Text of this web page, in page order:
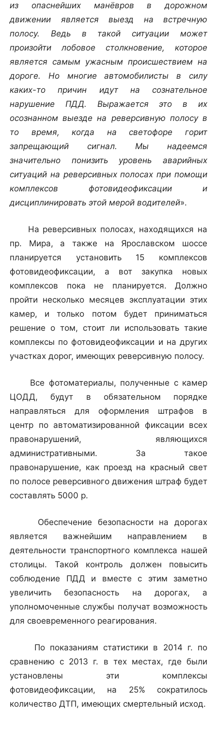
из опаснейших манёвров в дорожном
движении является выезд на встречную
полосу. Ведь в такой ситуации может
произойти лобовое столкновение, которое
является самым ужасным происшествием на
дороге. Но многие автомобилисты в силу
каких-то причин идут на сознательное
нарушение ПДД. Выражается это в их
осознанном выезде на реверсивную полосу в
то время, когда на светофоре горит
запрещающий сигнал. Мы надеемся
значительно понизить уровень аварийных
ситуаций на реверсивных полосах при помощи
комплексов фотовидеофиксации и
дисциплинировать этой мерой водителей».
На реверсивных полосах, находящихся на
пр. Мира, а также на Ярославском шоссе
планируется установить 15 комплексов
фотовидеофиксации, а вот закупка новых
комплексов пока не планируется. Должно
пройти несколько месяцев эксплуатации этих
камер, и только потом будет приниматься
решение о том, стоит ли использовать такие
комплексы по фотовидеофиксации и на других
участках дорог, имеющих реверсивную полосу.
Все фотоматериалы, полученные с камер
ЦОДД, будут в обязательном порядке
направляться для оформления штрафов в
центр по автоматизированной фиксации всех
правонарушений, являющихся
административными. За такое
правонарушение, как проезд на красный свет
по полосе реверсивного движения штраф будет
составлять 5000 р.
Обеспечение безопасности на дорогах
является важнейшим направлением в
деятельности транспортного комплекса нашей
столицы. Такой контроль должен повысить
соблюдение ПДД и вместе с этим заметно
увеличить безопасность на дорогах, а
уполномоченные службы получат возможность
для своевременного реагирования.
По показаниям статистики в 2014 г. по
сравнению с 2013 г. в тех местах, где были
установлены эти комплексы
фотовидеофиксации, на 25% сократилось
количество ДТП, имеющих смертельный исход.